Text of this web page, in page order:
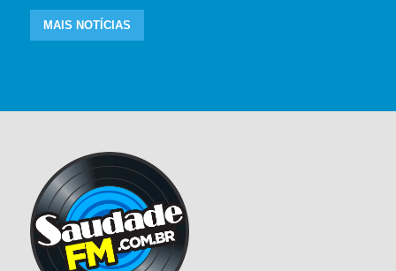
MAIS NOTÍCIAS